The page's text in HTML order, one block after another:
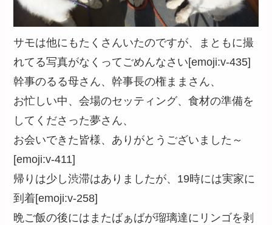
サモは他にもたくさんいたのですが、まともに撮
れてる写真がなくってごめんなさい[emoji:v-435]
幹事のるる母さん、幹事長の権ままさん、
お忙しい中、会場のセッティング、食材の準備を
してくださった夢さん、
お会いできた皆様、ありがとうございました～
[emoji:v-411]
帰りは少し渋滞はありましたが、19時には実家に
到着[emoji:v-258]
晩ご飯の後にはまたばぁばが瑠璃達にリンゴを剥